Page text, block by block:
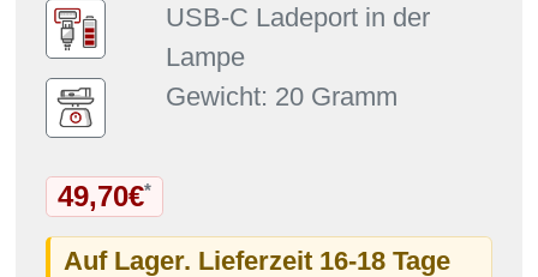
USB-C Ladeport in der
Lampe
Gewicht: 20 Gramm
49,70€*
Auf Lager. Lieferzeit 16-18 Tage